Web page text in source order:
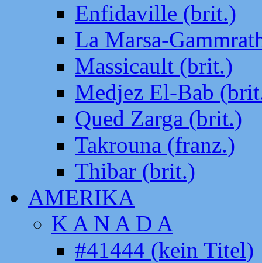
Enfidaville (brit.)
La Marsa-
Massicault (brit.)
Medjez El-Bab
Qued Zarga (brit.)
Takrouna (franz.)
Thibar (brit.)
AMERIKA
K A N A D A
#41444 (kein Titel)